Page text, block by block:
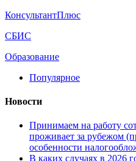
КонсультантПлюс
СБИС
Образование
Популярное
Новости
Принимаем на работу
проживает за рубежом
особенности
В каких случаях в 2026